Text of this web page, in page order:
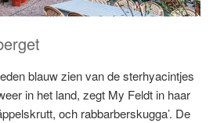
blauw zien van de sterhyacintjes
in het land, zegt My Feldt in haar
och rabbarberskugga’. De